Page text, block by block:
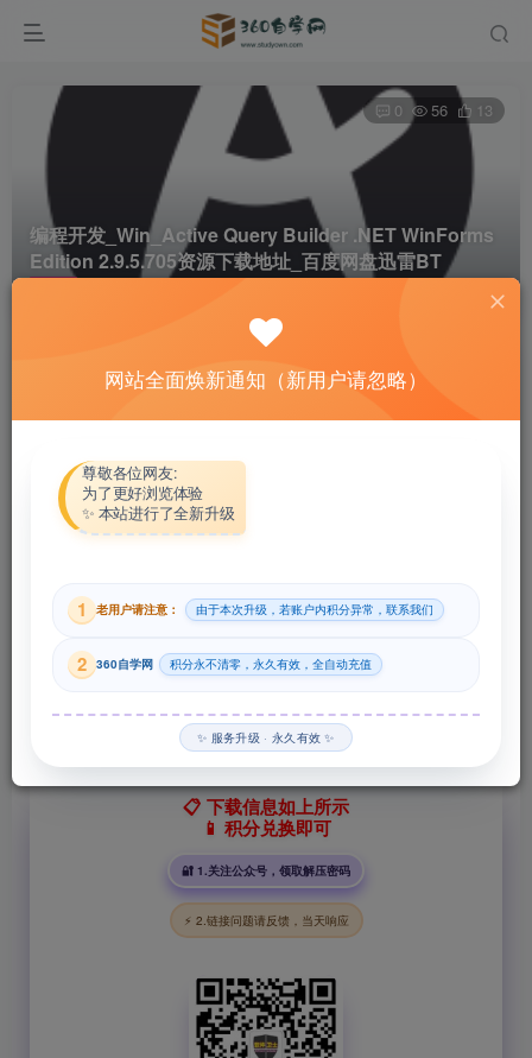
编程开发_Win_Active Query Builder .NET WinForms
Edition 2.9.5.705资源下载地址_百度网盘迅雷BT
0 56 13
热心网友 关注
此内容为付费资源，请付费后查看
29积分
付费资源
📋 下载信息如上所示
📱 积分兑换即可
🔐 1.关注公众号，领取解压密码
⚡ 2.链接问题请反馈，当天响应
网站全面焕新通知（新用户请忽略）
尊敬各位网友:
为了更好浏览体验
✨ 本站进行了全新升级
1 老用户请注意： 由于本次升级，若账户内积分异常，联系我们
2 360自学网 积分永不清零，永久有效，全自动充值
✨ 服务升级 · 永久有效 ✨